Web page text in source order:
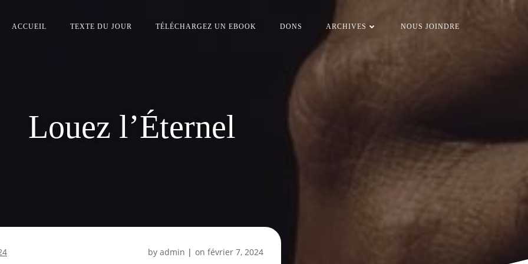
ACCUEIL TEXTE DU JOUR TÉLÉCHARGEZ UN EBOOK DONS ARCHIVES NOUS JOINDRE
Louez l’Éternel
by admin | on février 7, 2024